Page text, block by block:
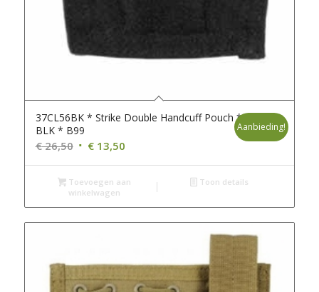
37CL56BK * Strike Double Handcuff Pouch *
BLK * B99
€26,50 Oorspronkelijke
prijs
was:
€ 26,50.
€13,50Huidige
prijs
is:
€ 13,50.
Aanbieding!
Toevoegen aan
winkelwagen
Toon details